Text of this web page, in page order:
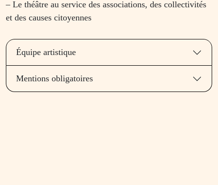
– Le théâtre au service des associations, des collectivités
et des causes citoyennes
Équipe artistique
Mentions obligatoires